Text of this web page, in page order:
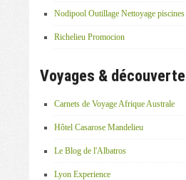
Nodipool Outillage Nettoyage piscines
Richelieu Promocion
Voyages &
Carnets de Voyage Afrique Australe
Hôtel Casarose Mandelieu
Le Blog de l'Albatros
Lyon Experience